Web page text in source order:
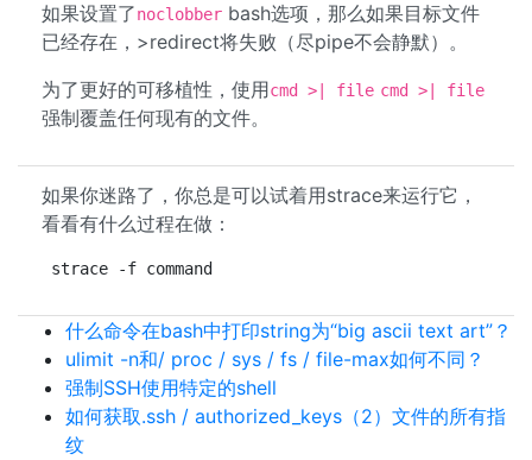
如果设置了noclobber bash选项，那么如果目标文件
已经存在，>redirect将失败（尽pipe不会静默）。
为了更好的可移植性，使用cmd >| file cmd >| file
强制覆盖任何现有的文件。
如果你迷路了，你总是可以试着用strace来运行它，
看看有什么过程在做：
strace -f command
什么命令在bash中打印string为“big ascii text art”？
ulimit -n和/ proc / sys / fs / file-max如何不同？
强制SSH使用特定的shell
如何获取.ssh / authorized_keys（2）文件的所有指
纹